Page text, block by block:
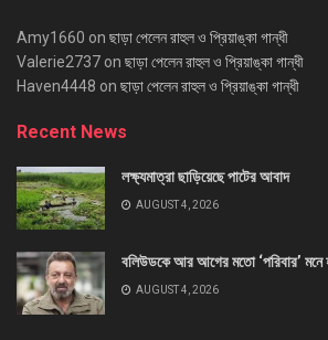
Amy1660 on ছাড়া পেলেন রাহুল ও প্রিয়াঙ্কা গান্ধী
Valerie2737 on ছাড়া পেলেন রাহুল ও প্রিয়াঙ্কা গান্ধী
Haven4448 on ছাড়া পেলেন রাহুল ও প্রিয়াঙ্কা গান্ধী
Recent News
লক্ষ্যমাত্রা ছাড়িয়েছে পাটের আবাদ
AUGUST 4, 2026
বলিউডকে আর আগের মতো ‘পরিবার’ মনে
AUGUST 4, 2026